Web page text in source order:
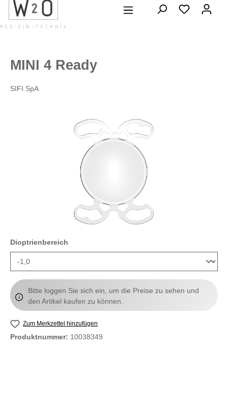
springen
MINI 4 Ready
SIFI SpA
Bildergalerie überspringen
Dioptrienbereich
Bitte loggen Sie sich ein, um die Preise zu sehen und
den Artikel kaufen zu können.
Zum Merkzettel hinzufügen
Produktnummer: 10038349